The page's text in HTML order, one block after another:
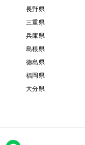
長野県
三重県
兵庫県
島根県
徳島県
福岡県
大分県